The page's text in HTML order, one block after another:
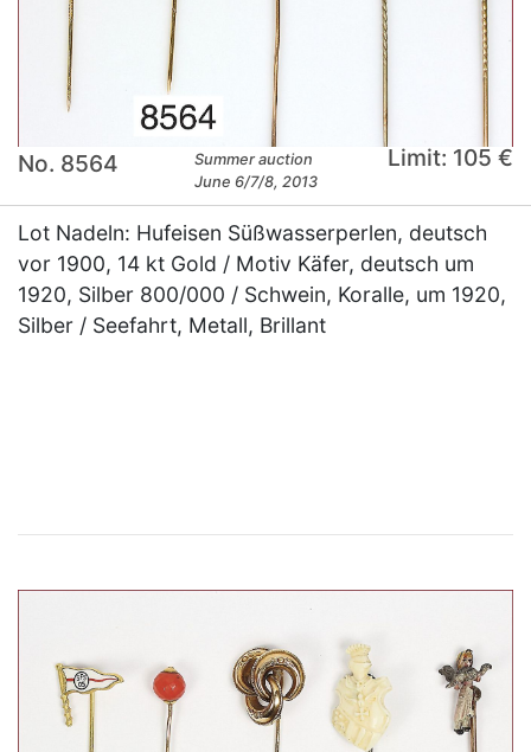
No. 8564
Summer auction
June 6/7/8, 2013
Limit: 105 €
Lot Nadeln: Hufeisen Süßwasserperlen, deutsch
vor 1900, 14 kt Gold / Motiv Käfer, deutsch um
1920, Silber 800/000 / Schwein, Koralle, um 1920,
Silber / Seefahrt, Metall, Brillant